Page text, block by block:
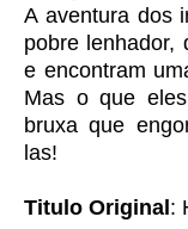
A aventura dos
pobre lenhador,
e encontram
Mas o que
bruxa que
las!
Titulo Original: